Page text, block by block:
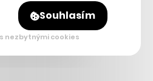
Souhlasím
nezbytnými cookies